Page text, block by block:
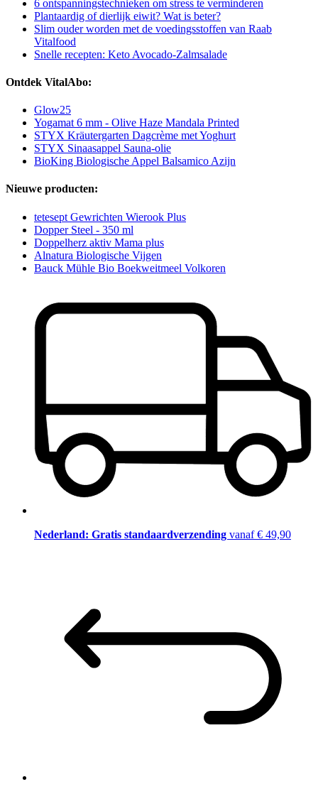
6 ontspanningstechnieken om stress te verminderen
Plantaardig of dierlijk eiwit? Wat is beter?
Slim ouder worden met de voedingsstoffen van Raab
Vitalfood
Snelle recepten: Keto Avocado-Zalmsalade
Ontdek VitalAbo:
Glow25
Yogamat 6 mm - Olive Haze Mandala Printed
STYX Kräutergarten Dagcrème met Yoghurt
STYX Sinaasappel Sauna-olie
BioKing Biologische Appel Balsamico Azijn
Nieuwe producten:
tetesept Gewrichten Wierook Plus
Dopper Steel - 350 ml
Doppelherz aktiv Mama plus
Alnatura Biologische Vijgen
Bauck Mühle Bio Boekweitmeel Volkoren
Nederland: Gratis standaardverzending vanaf € 49,90